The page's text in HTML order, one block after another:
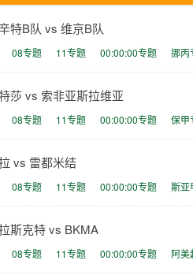
特B队 vs 维京B队
08专题 11专题 00:00:00专题 挪丙
莎 vs 索非亚斯拉维亚
08专题 11专题 00:00:00专题 保甲
vs 雷都米结
08专题 11专题 00:00:00专题 斯亚
斯克特 vs BKMA
08专题 11专题 00:00:00专题 阿美